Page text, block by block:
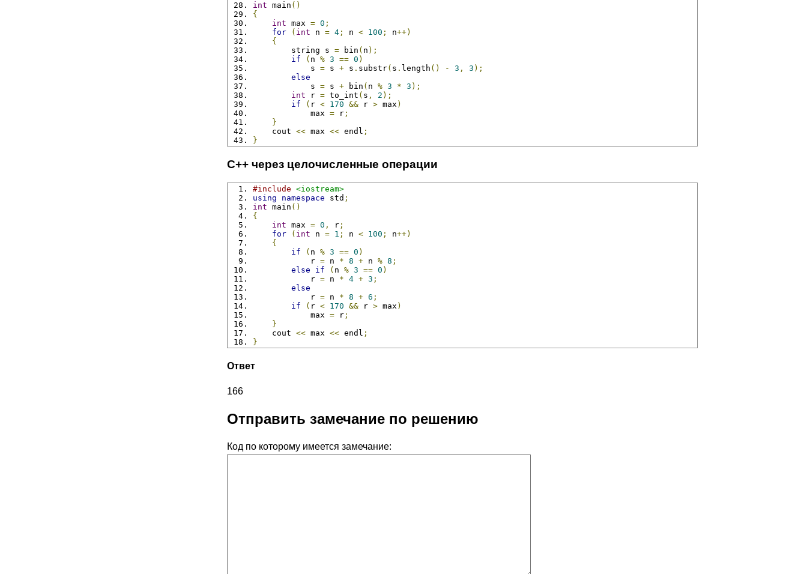
int main ()
{
int max = 0 ;
for
( int n = 4 ; n < 100 ; n++)
{
        string s
= bin ( n );
if
( n % 3 == 0 )
            s
= s + s . substr( s . length () - 3 , 3 );
else
            s
= s + bin ( n % 3 * 3 );
int r = to_int ( s , 2 );
if
( r < 170 && r > max )
            max
= r ;
}
    cout
<< max << endl ;
}
C++ через целочисленные операции
#include <iostream>
using
namespace std ;
int main ()
{
int max = 0 , r ;
for
( int n = 1 ; n < 100 ; n++)
{
if
( n % 3 == 0 )
            r
= n * 8 + n % 8 ;
else
if ( n % 3 == 0 )
            r
= n * 4 + 3 ;
else
            r
= n * 8 + 6 ;
if
( r < 170 && r > max )
            max
= r ;
}
    cout
<< max << endl ;
}
Ответ
166
Отправить замечание по решению
Код по которому имеется замечание: